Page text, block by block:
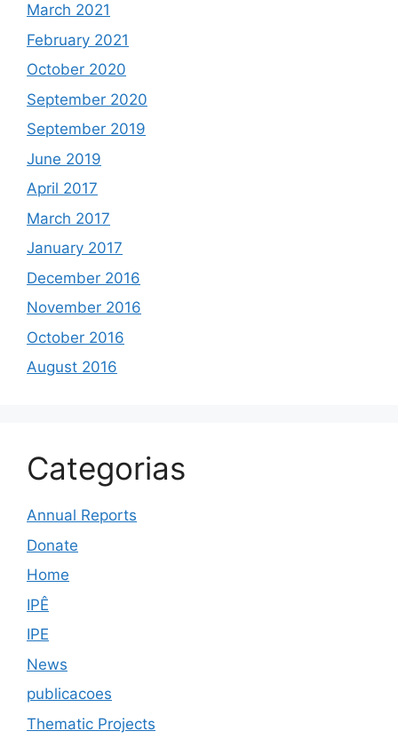
March 2021
February 2021
October 2020
September 2020
September 2019
June 2019
April 2017
March 2017
January 2017
December 2016
November 2016
October 2016
August 2016
Categorias
Annual Reports
Donate
Home
IPÊ
IPE
News
publicacoes
Thematic Projects